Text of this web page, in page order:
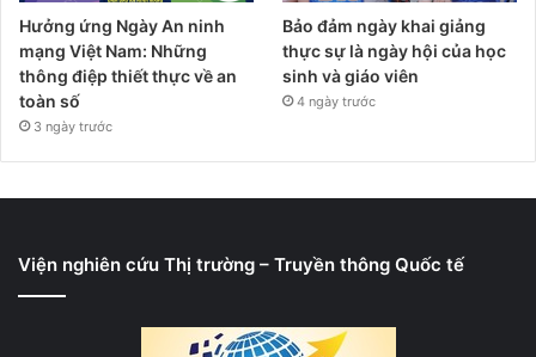
Hưởng ứng Ngày An ninh
mạng Việt Nam: Những
thông điệp thiết thực về an
toàn số
3 ngày trước
Bảo đảm ngày khai giảng
thực sự là ngày hội của học
sinh và giáo viên
4 ngày trước
Viện nghiên cứu Thị trường – Truyền thông Quốc tế